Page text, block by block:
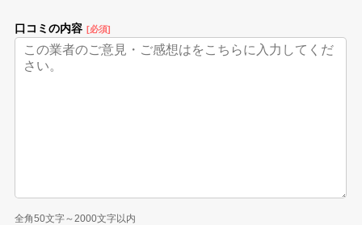
口コミの内容 [必須]
全角50文字～2000文字以内